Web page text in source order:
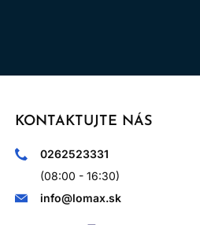
KONTAKTUJTE NÁS
0262523331
(08:00 - 16:30)
info@lomax.sk